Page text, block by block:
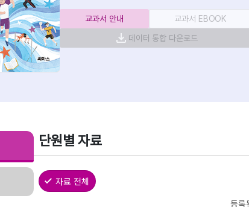
교과서 안내
교과서 EBOOK
데이터 통합 다운로드
단원별 자료
자료 전체
등록